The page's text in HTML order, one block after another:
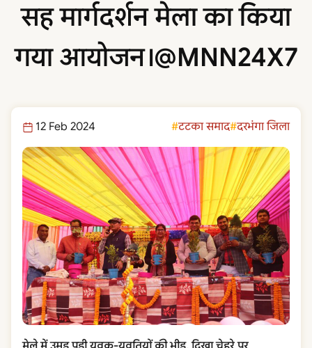
सह मार्गदर्शन मेला का किया
गया आयोजन।@MNN24X7
12 Feb 2024 टटका समाद दरभंगा जिला